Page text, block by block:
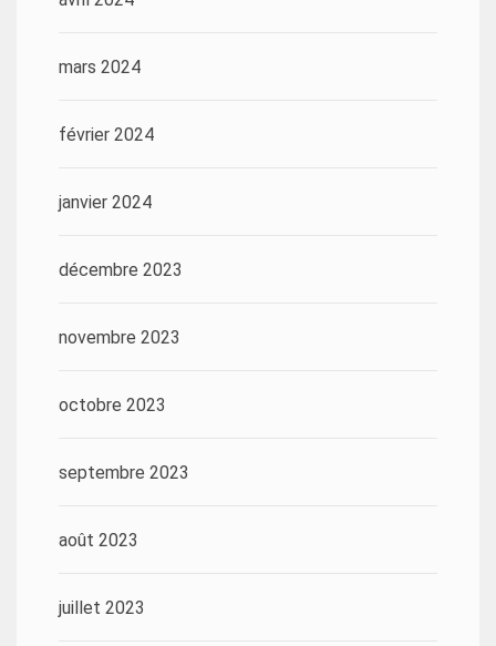
mars 2024
février 2024
janvier 2024
décembre 2023
novembre 2023
octobre 2023
septembre 2023
août 2023
juillet 2023